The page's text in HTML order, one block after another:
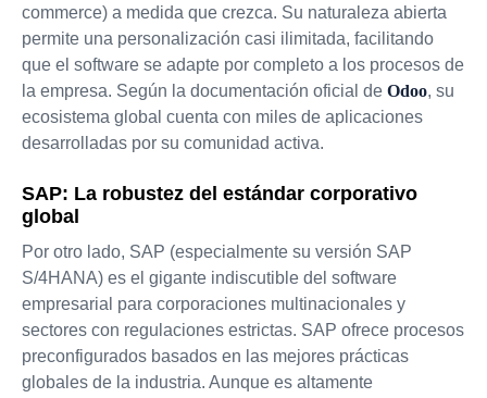
commerce) a medida que crezca. Su naturaleza abierta
permite una personalización casi ilimitada, facilitando
que el software se adapte por completo a los procesos de
la empresa. Según la documentación oficial de Odoo, su
ecosistema global cuenta con miles de aplicaciones
desarrolladas por su comunidad activa.
SAP: La robustez del estándar corporativo
global
Por otro lado, SAP (especialmente su versión SAP
S/4HANA) es el gigante indiscutible del software
empresarial para corporaciones multinacionales y
sectores con regulaciones estrictas. SAP ofrece procesos
preconfigurados basados en las mejores prácticas
globales de la industria. Aunque es altamente